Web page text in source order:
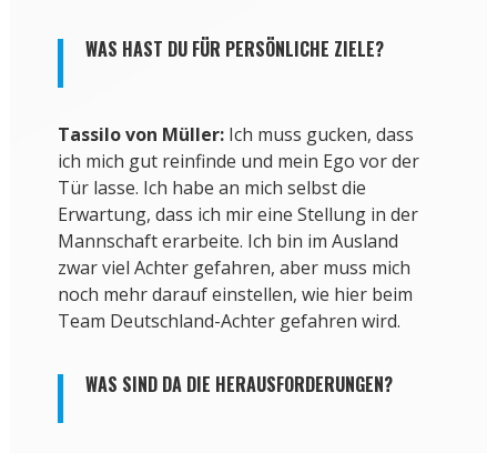
WAS HAST DU FÜR PERSÖNLICHE ZIELE?
Tassilo von Müller:Ich muss gucken, dass
ich mich gut reinfinde und mein Ego vor der
Tür lasse. Ich habe an mich selbst die
Erwartung, dass ich mir eine Stellung in der
Mannschaft erarbeite. Ich bin im Ausland
zwar viel Achter gefahren, aber muss mich
noch mehr darauf einstellen, wie hier beim
Team Deutschland-Achter gefahren wird.
WAS SIND DA DIE HERAUSFORDERUNGEN?